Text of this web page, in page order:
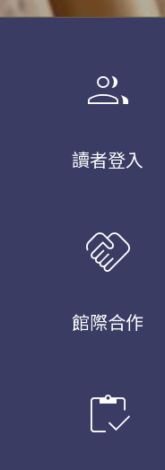
group
讀者登入
handshake
館際合作
inventory